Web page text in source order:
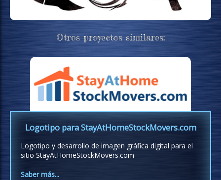
Otros proyectos similares:
Logotipo para StayAtHomeStockMovers.com
Logotipo y desarrollo de imagen gráfica digital para el
sitio StayAtHomeStockMovers.com
Saber más...